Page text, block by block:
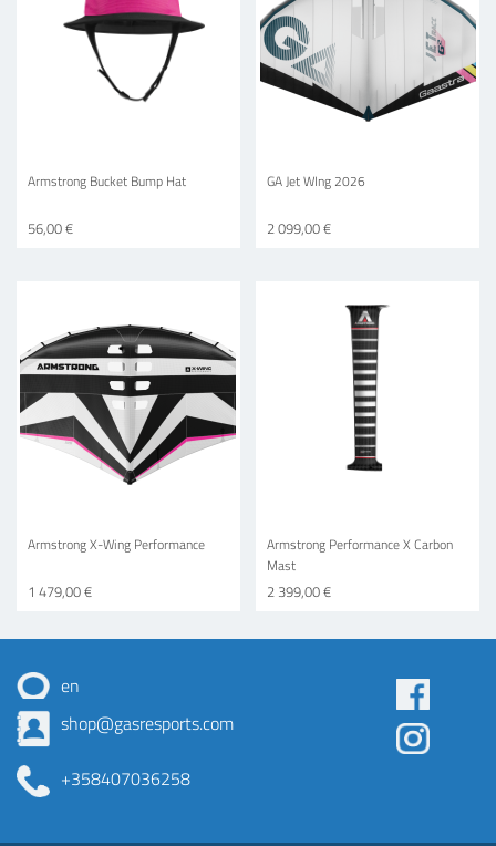
Armstrong Bucket Bump Hat
56,00 €
GA Jet WIng 2026
2 099,00 €
Armstrong X-Wing Performance
1 479,00 €
Armstrong Performance X Carbon
Mast
2 399,00 €
en
shop@gasresports.com
+358407036258
Some